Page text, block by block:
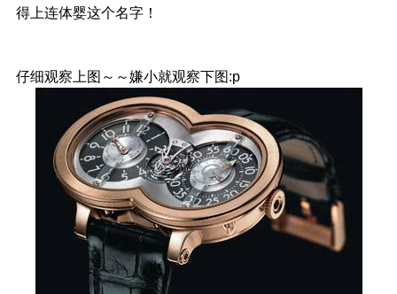
得上连体婴这个名字！
仔细观察上图～～嫌小就观察下图:p